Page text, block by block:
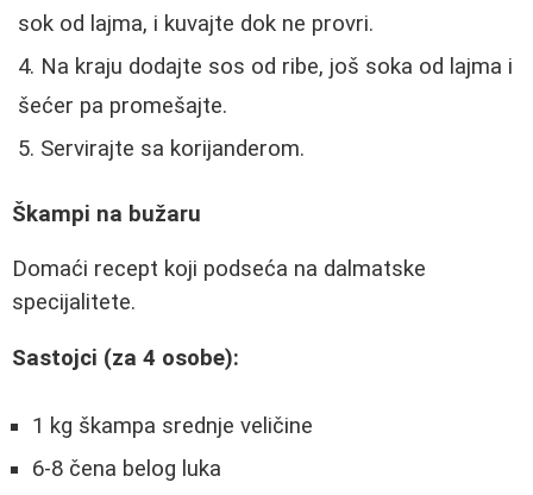
sok od lajma, i kuvajte dok ne provri.
Na kraju dodajte sos od ribe, još soka od lajma i
šećer pa promešajte.
Servirajte sa korijanderom.
Škampi na bužaru
Domaći recept koji podseća na dalmatske
specijalitete.
Sastojci (za 4 osobe):
1 kg škampa srednje veličine
6-8 čena belog luka